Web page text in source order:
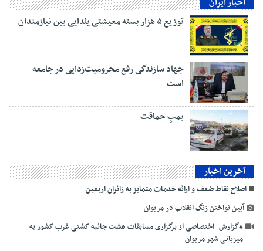
توزیع ۵ هزار بسته معیشتی یلدایی بین نیازمندان
جهاد سازندگی رفع محرومیت‌زدایی در جامعه
است
بمبِ حماقت
آخرین اخبار
اصلاح نقاط ضعف و ارائه خدمات متمایز به زائران اربعین
آیین نواختن زنگ انقلاب در مریوان
#گزارش_اختصاصی از برگزاری مسابقات هشت جانبه کشتی غرب کشور به
میزبانی شهر مریوان